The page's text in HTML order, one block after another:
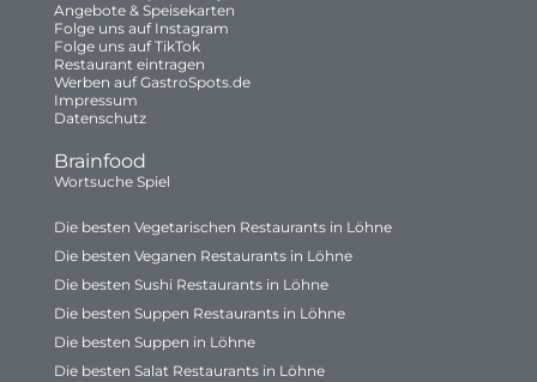
Angebote & Speisekarten
Folge uns auf Instagram
Folge uns auf TikTok
Restaurant eintragen
Werben auf GastroSpots.de
Impressum
Datenschutz
Brainfood
Wortsuche Spiel
Die besten Vegetarischen Restaurants in Löhne
Die besten Veganen Restaurants in Löhne
Die besten Sushi Restaurants in Löhne
Die besten Suppen Restaurants in Löhne
Die besten Suppen in Löhne
Die besten Salat Restaurants in Löhne